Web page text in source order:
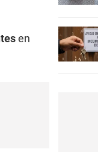
en